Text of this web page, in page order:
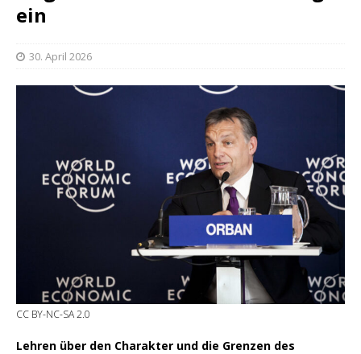
ein
30. April 2026
CC BY-NC-SA 2.0
Lehren über den Charakter und die Grenzen des